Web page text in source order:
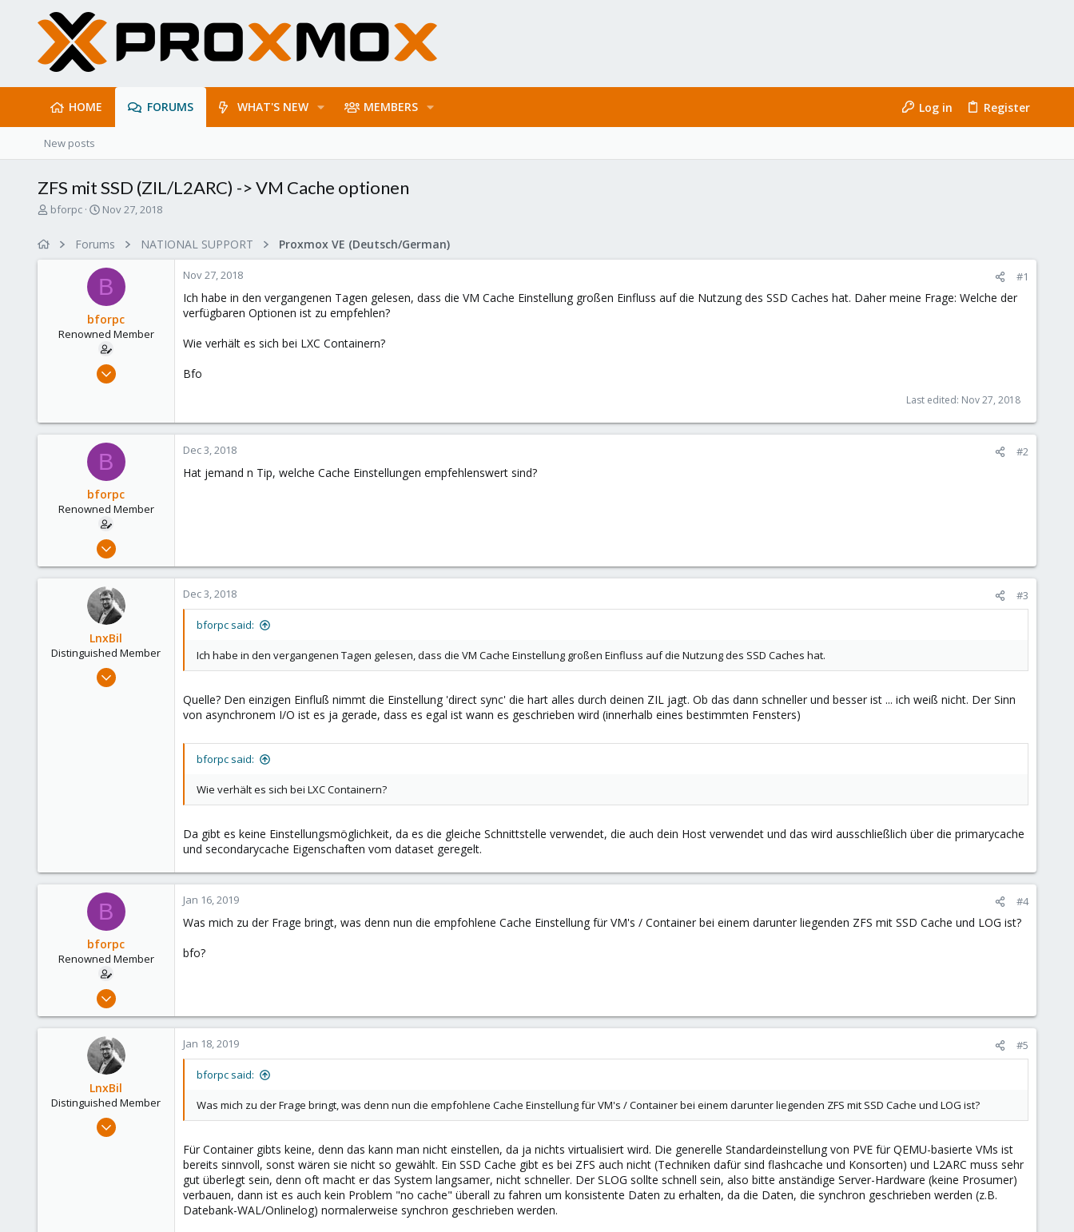
HOME FORUMS WHAT'S NEW MEMBERS Log in Register
New posts
ZFS mit SSD (ZIL/L2ARC) -> VM Cache optionen
T
bforpc
S
r
t
d
a
t
e
Nov 27, 2018
Forums NATIONAL SUPPORT Proxmox VE (Deutsch/German)
B
bforpc
Renowned Member
Nov 26, 2013
83
Hamburg
Nov 27, 2018 #1
Ich habe in den vergangenen Tagen gelesen, dass die VM Cache Einstellung großen Einfluss auf die Nutzung des SSD Caches hat. Daher meine Frage: Welche der
verfügbaren Optionen ist zu empfehlen?
Wie verhält es sich bei LXC Containern?
Bfo
Last edited: Nov 27, 2018
B
bforpc
Renowned Member
Nov 26, 2013
6
Dec 3, 2018 #2
Hat jemand n Tip, welche Cache Einstellungen empfehlenswert sind?
LnxBil
Distinguished Member
Feb 21, 2015
Dec 3, 2018 #3
bforpc said:
Ich habe in den vergangenen Tagen gelesen, dass die VM Cache Einstellung großen Einfluss auf die Nutzung des SSD Caches hat.
Quelle? Den einzigen Einfluß nimmt die Einstellung 'direct sync' die hart alles durch deinen ZIL jagt. Ob das dann schneller und besser ist ... ich weiß nicht. Der Sinn
von asynchronem I/O ist es ja gerade, dass es egal ist wann es geschrieben wird (innerhalb eines bestimmten Fensters)
bforpc said:
Wie verhält es sich bei LXC Containern?
Da gibt es keine Einstellungsmöglichkeit, da es die gleiche Schnittstelle verwendet, die auch dein Host verwendet und das wird ausschließlich über die primarycache
und secondarycache Eigenschaften vom dataset geregelt.
B
bforpc
Renowned Member
Nov 26, 2013
6
Jan 16, 2019 #4
Was mich zu der Frage bringt, was denn nun die empfohlene Cache Einstellung für VM's / Container bei einem darunter liegenden ZFS mit SSD Cache und LOG ist?
bfo?
LnxBil
Distinguished Member
Feb 21, 2015
Jan 18, 2019 #5
bforpc said:
Was mich zu der Frage bringt, was denn nun die empfohlene Cache Einstellung für VM's / Container bei einem darunter liegenden ZFS mit SSD Cache und LOG ist?
Für Container gibts keine, denn das kann man nicht einstellen, da ja nichts virtualisiert wird. Die generelle Standardeinstellung von PVE für QEMU-basierte VMs ist
bereits sinnvoll, sonst wären sie nicht so gewählt. Ein SSD Cache gibt es bei ZFS auch nicht (Techniken dafür sind flashcache und Konsorten) und L2ARC muss sehr
gut überlegt sein, denn oft macht er das System langsamer, nicht schneller. Der SLOG sollte schnell sein, also bitte anständige Server-Hardware (keine Prosumer)
verbauen, dann ist es auch kein Problem "no cache" überall zu fahren um konsistente Daten zu erhalten, da die Daten, die synchron geschrieben werden (z.B.
Datebank-WAL/Onlinelog) normalerweise synchron geschrieben werden.